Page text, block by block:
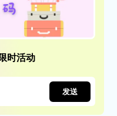
时活动
发送